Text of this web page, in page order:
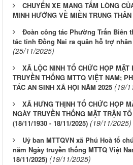
CHUYẾN XE MANG TẤM LÒNG
MINH HƯỚNG VỀ MIỀN TRUNG
Đoàn công tác Phường Trấn Biên
tác tỉnh Đồng Nai ra quân hỗ trợ
(25/11/2025)
XÃ LỘC NINH TỔ CHỨC HỌP MẶT
TRUYỀN THỐNG MTTQ VIỆT NAM;
TÁC AN SINH XÃ HỘI NĂM 2025 (19/
XÃ HƯNG THỊNH TỔ CHỨC HỌP
NGÀY TRUYỀN THỐNG MẶT TRẬN
(18/11/1930 - 18/11/2025) (19/11/2025)
Uỷ ban MTTQVN xã Phú Hoà tổ
năm Ngày truyền thống MTTQ Việt
18/11/2025) (19/11/2025)